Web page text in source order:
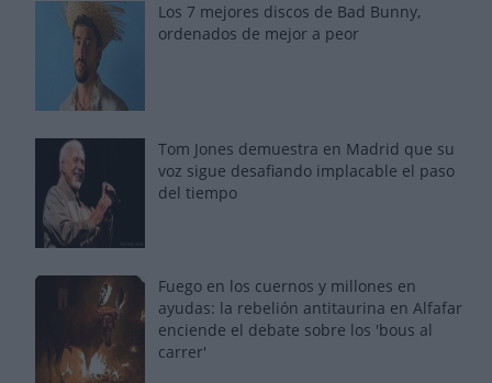
Los 7 mejores discos de Bad Bunny,
ordenados de mejor a peor
Tom Jones demuestra en Madrid que su
voz sigue desafiando implacable el paso
del tiempo
Fuego en los cuernos y millones en
ayudas: la rebelión antitaurina en Alfafar
enciende el debate sobre los 'bous al
carrer'